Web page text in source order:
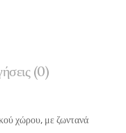
(0)
χώρου, με ζωντανά